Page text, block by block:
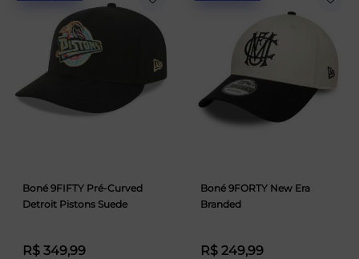
Boné 9FIFTY Pré-Curved
Detroit Pistons Suede
R$ 349,99
Boné 9FORTY New Era
Branded
R$ 249,99